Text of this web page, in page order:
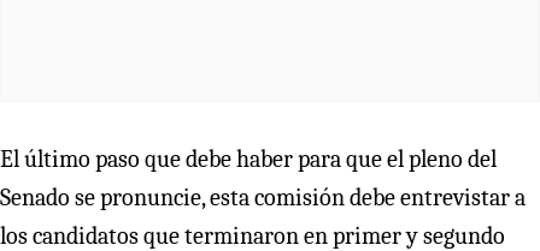
El último paso que debe haber para que el pleno del
Senado se pronuncie, esta comisión debe entrevistar a
los candidatos que terminaron en primer y segundo